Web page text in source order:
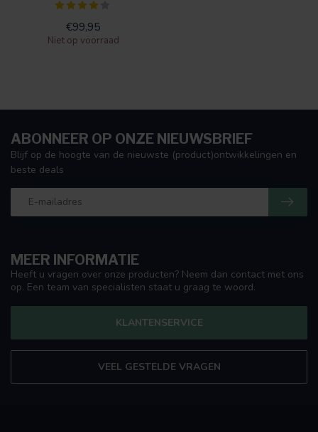
€99,95
Niet op voorraad
MEER INFORMATIE
Heeft u vragen over onze producten? Neem dan contact met ons
op. Een team van specialisten staat u graag te woord.
KLANTENSERVICE
VEEL GESTELDE VRAGEN
ABONNEER OP ONZE NIEUWSBRIEF
Blijf op de hoogte van de nieuwste (product)ontwikkelingen en
beste deals